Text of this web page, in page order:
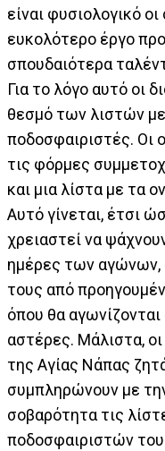
είναι φυσιολογικό
ευκολότερο έργο
σπουδαιότερα
Για το λόγο αυτό οι
θεσμό των λιστών
ποδοσφαιριστές. Οι
τις φόρμες
και μια λίστα με τα
Αυτό γίνεται, έτσι
χρειαστεί να
ημέρες των αγώνων,
τους από
όπου θα
αστέρες. Μάλιστα,
της Αγίας Νάπας
συμπληρώνουν με
σοβαρότητα τις
ποδοσφαιριστών